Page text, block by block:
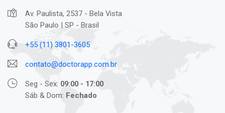
Av. Paulista, 2537 - Bela Vista
São Paulo | SP - Brasil
+55 (11) 3801-3605
contato@doctorapp.com.br
Seg - Sex: 09:00 - 17:00
Sáb & Dom: Fechado